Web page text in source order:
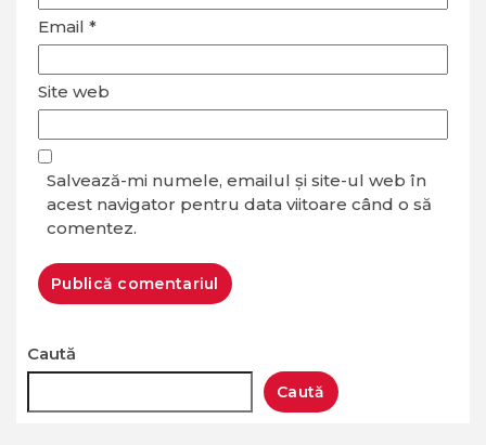
Email *
Site web
Salvează-mi numele, emailul și site-ul web în
acest navigator pentru data viitoare când o să
comentez.
Caută
Caută